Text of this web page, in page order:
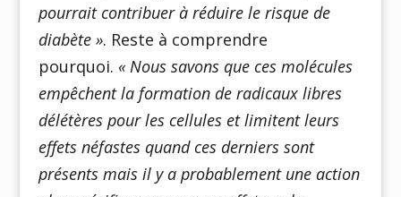
pourrait contribuer à réduire le risque de
diabète ». Reste à comprendre
pourquoi. « Nous savons que ces molécules
empêchent la formation de radicaux libres
délétères pour les cellules et limitent leurs
effets néfastes quand ces derniers sont
présents mais il y a probablement une action